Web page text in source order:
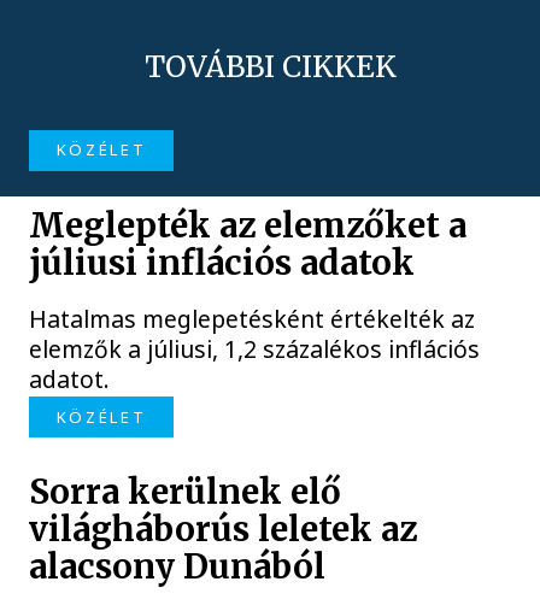
TOVÁBBI CIKKEK
KÖZÉLET
Meglepték az elemzőket a
júliusi inflációs adatok
Hatalmas meglepetésként értékelték az
elemzők a júliusi, 1,2 százalékos inflációs
adatot.
KÖZÉLET
Sorra kerülnek elő
világháborús leletek az
alacsony Dunából